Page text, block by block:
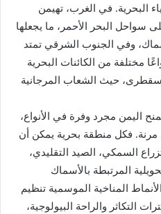
البحرية. في الغرب، تهيمن
سواحل البحر الأحمر، ما يجعلها
وفي الجنوب الشرقي تمتد
مختلفة من الكائنات البحرية
حيث الشعاب المرجانية
اليمن مجرد وفرة في الأنواع،
مرنة. فكل منطقة بحرية يمكن أن
السمكي، الصيد التقليدي،
المرتبطة بالأسماك
المناخية الموسمية تنظيم
التكاثر والراحة البيولوجية،